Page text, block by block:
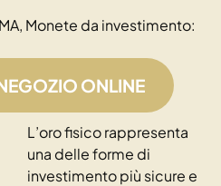
Monete da investimento:
ONLINE
L’oro fisico rappresenta
una delle forme di
investimento più sicure e